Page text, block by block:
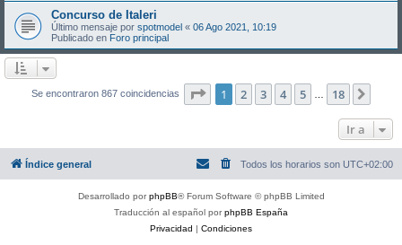
Concurso de Italeri
Último mensaje por spotmodel « 06 Ago 2021, 10:19
Publicado en Foro principal
Se encontraron 867 coincidencias Página de 18
1 2 3 4 5 18
Ir a
Índice general Todos los horarios son UTC+02:00
Desarrollado porphpBB® Forum Software © phpBB Limited
Traducción al español porphpBB España
Privacidad | Condiciones